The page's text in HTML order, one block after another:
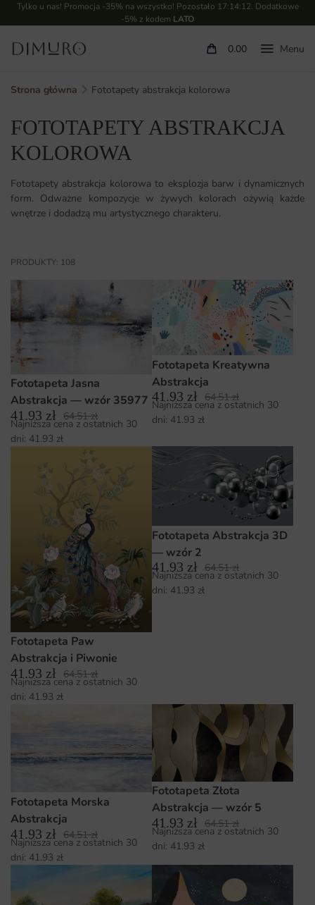
Tylko u nas! Promocja -35% na wszystko! Pozostało 17:14:10. Dodatkowe
-5% z kodem LATO
0.00
Strona główna Fototapety abstrakcja kolorowa
FOTOTAPETY ABSTRAKCJA
KOLOROWA
Fototapety abstrakcja kolorowa to eksplozja barw i dynamicznych
form. Odważne kompozycje w żywych kolorach ożywią każde
wnętrze i dodadzą mu artystycznego charakteru.
PRODUKTY: 108
Fototapeta Jasna
Abstrakcja — wzór 35977
41.93 zł 64.51zł
Najniższa cena z ostatnich 30
dni: 41.93 zł
Fototapeta Kreatywna
Abstrakcja
41.93 zł 64.51zł
Najniższa cena z ostatnich 30
dni: 41.93 zł
Fototapeta Paw
Abstrakcja i Piwonie
41.93 zł 64.51zł
Najniższa cena z ostatnich 30
dni: 41.93 zł
Fototapeta Abstrakcja 3D
— wzór 2
41.93 zł 64.51zł
Najniższa cena z ostatnich 30
dni: 41.93 zł
Fototapeta Morska
Abstrakcja
41.93 zł 64.51zł
Najniższa cena z ostatnich 30
dni: 41.93 zł
Fototapeta Złota
Abstrakcja — wzór 5
41.93 zł 64.51zł
Najniższa cena z ostatnich 30
dni: 41.93 zł